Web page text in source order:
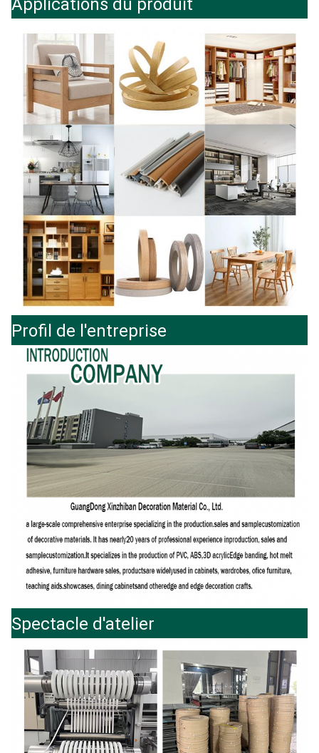
Applications du produit
Profil de l'entreprise
Spectacle d'atelier